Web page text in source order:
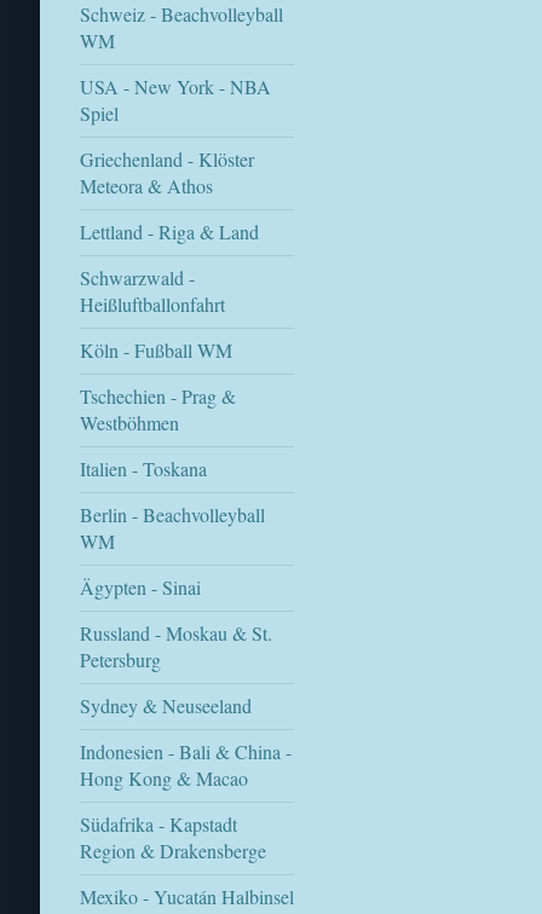
Schweiz - Beachvolleyball
WM
USA - New York - NBA
Spiel
Griechenland - Klöster
Meteora & Athos
Lettland - Riga & Land
Schwarzwald -
Heißluftballonfahrt
Köln - Fußball WM
Tschechien - Prag &
Westböhmen
Italien - Toskana
Berlin - Beachvolleyball
WM
Ägypten - Sinai
Russland - Moskau & St.
Petersburg
Sydney & Neuseeland
Indonesien - Bali & China -
Hong Kong & Macao
Südafrika - Kapstadt
Region & Drakensberge
Mexiko - Yucatán Halbinsel